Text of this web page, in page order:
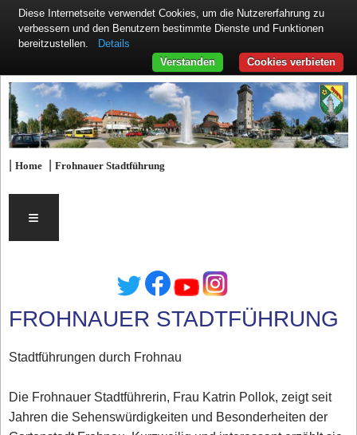
|Home |Frohnauer Stadtführung
≡
FROHNAUER STADTFÜHRUNG
Stadtführungen durch Frohnau
Die Frohnauer Stadtführerin, Frau Katrin Pollok, zeigt seit
Jahren die Sehenswürdigkeiten und Besonderheiten der
Diese Internetseite verwendet Cookies, um die Nutzererfahrung zu
verbessern und den Benutzern bestimmte Dienste und Funktionen
bereitzustellen.
Details
Cookies verbieten
Verstanden